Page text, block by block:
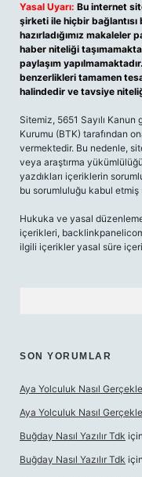
Yasal Uyarı: Bu internet
şirketi ile hiçbir bağlantısı
hazırladığımız makaleler
haber niteliği
paylaşım
benzerlikleri tamamen
halindedir ve tavsiye
Sitemiz, 5651 Sayılı
Kurumu (BTK) tarafından
vermektedir. Bu nedenle,
veya araştırma
yazdıkları içeriklerin
bu sorumluluğu kabul etmiş
Hukuka ve yasal
içerikleri,
ilgili içerikler yasal süre
SON YORUMLAR
Aya Yolculuk Nasıl
Aya Yolculuk Nasıl
Buğday Nasıl Yazılır Tdk için
Buğday Nasıl Yazılır Tdk için